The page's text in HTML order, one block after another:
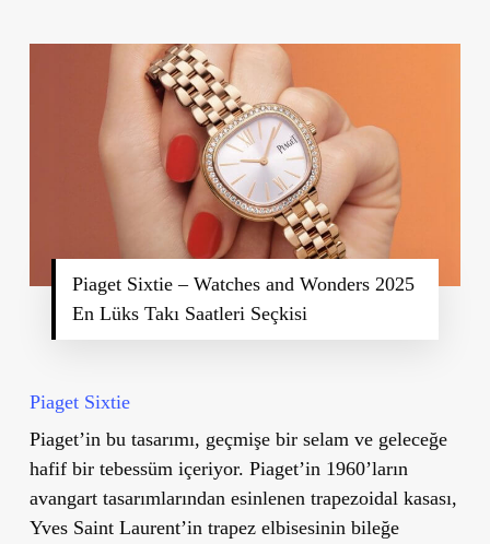
Piaget Sixtie – Watches and Wonders 2025
En Lüks Takı Saatleri Seçkisi
Piaget Sixtie
Piaget’in bu tasarımı, geçmişe bir selam ve geleceğe
hafif bir tebessüm içeriyor. Piaget’in 1960’ların
avangart tasarımlarından esinlenen trapezoidal kasası,
Yves Saint Laurent’in trapez elbisesinin bileğe